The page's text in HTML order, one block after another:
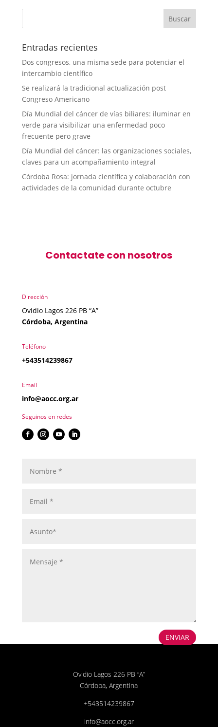
Entradas recientes
Dos congresos, una misma sede para potenciar el
intercambio científico
Se realizará la tradicional actualización post
Congreso Americano
Día Mundial del cáncer de vías biliares: iluminar en
verde para visibilizar una enfermedad poco
frecuente pero grave
Día Mundial del cáncer: las organizaciones sociales,
claves para un acompañamiento integral
Córdoba Rosa: jornada científica y colaboración con
actividades de la comunidad durante octubre
Contactate con nosotros
Dirección
Ovidio Lagos 226 PB “A”
Córdoba, Argentina
Teléfono
+543514239867
Email
info@aocc.org.ar
Seguinos en redes
ENVIAR
Ovidio Lagos 226 PB “A”
Córdoba, Argentina
+543514239867
info@aocc.org.ar